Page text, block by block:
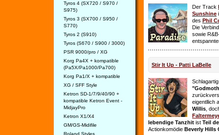
Tyros 4 (SX720 / S970 /
S975)
Tyros 3 (SX700 / S950 /
S770)
Tyros 2 (S910)
Tyros (S670 / S900 / 3000)
PSR 9000/pro / XG
Korg Pa4X + kompatible
(Pa5X/Pa1000/Pa700)
Korg Pa1/X + kompatible
XG / SFF Style
Ketron SD-1/7/9/40/90 +
kompatible Ketron Event -
MidjayPro
Ketron X1/X4
GM/GS-Midifile
Roland Styles
Der Track
Sunshine
des Phil
Die
sowie
Stir It Up - Patti LaBelle
eigentllich
Willis ,
lebendige Tanzhit ist Teil
Actionkomödie Beverly Hills